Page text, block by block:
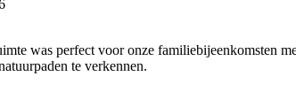
was perfect voor onze familiebijeenkomsten
te verkennen.